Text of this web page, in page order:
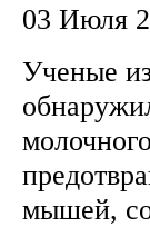
03 Июля
Ученые
мышей,